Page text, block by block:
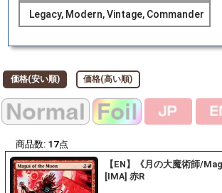
Legacy, Modern, Vintage, Commander
価格(安い順) 価格(高い順)
商品数: 17点
【EN】《月の大魔術師/
[IMA] 赤R